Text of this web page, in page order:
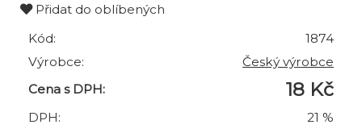
Přidat do oblíbených
Kód:
1874
Výrobce:
Český výrobce
Cena s DPH:
18 Kč
DPH:
21 %